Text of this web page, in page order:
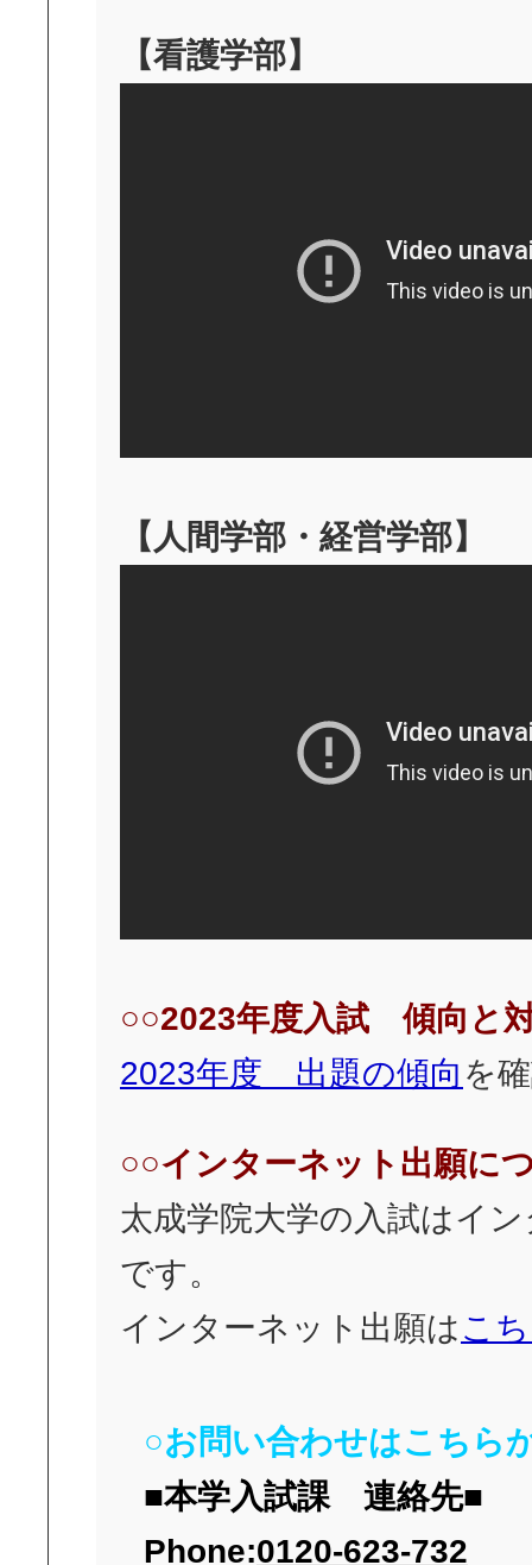
【看護学部】
【人間学部・経営学部】
○○2023年度入試 傾向と
2023年度 出題の傾向 を
○○インターネット出願に
太成学院大学の入試はイ
です。
インターネット出願はこ
○お問い合わせはこちら
■本学入試課 連絡先■
Phone:0120-623-732